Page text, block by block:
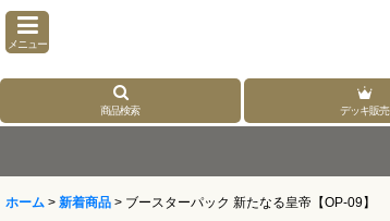
メニュー
商品検索 デッキ販売
ホーム > 新着商品 > ブースターパック 新たなる皇帝【OP-09】